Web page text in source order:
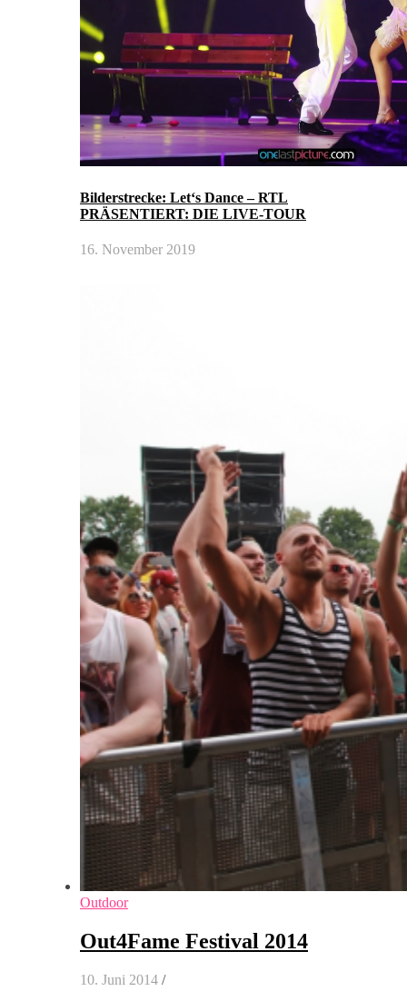
Bilderstrecke: Let‘s Dance – RTL
PRÄSENTIERT: DIE LIVE-TOUR
16. November 2019
Outdoor
Out4Fame Festival 2014
10. Juni 2014 /